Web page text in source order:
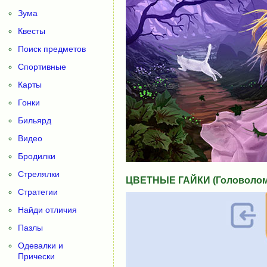
ЦВЕТНЫЕ ГАЙКИ
Зума
Квесты
Поиск предметов
Спортивные
Карты
Гонки
Бильярд
Видео
Бродилки
Стрелялки
Стратегии
Найди отличия
Пазлы
Одевалки и
Прически